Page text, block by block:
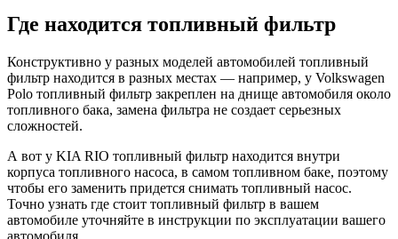
Где находится топливный фильтр
Конструктивно у разных моделей автомобилей топливный
фильтр находится в разных местах — например, у Volkswagen
Polo топливный фильтр закреплен на днище автомобиля около
топливного бака, замена фильтра не создает серьезных
сложностей.
А вот у KIA RIO топливный фильтр находится внутри
корпуса топливного насоса, в самом топливном баке, поэтому
чтобы его заменить придется снимать топливный насос.
Точно узнать где стоит топливный фильтр в вашем
автомобиле уточняйте в инструкции по эксплуатации вашего